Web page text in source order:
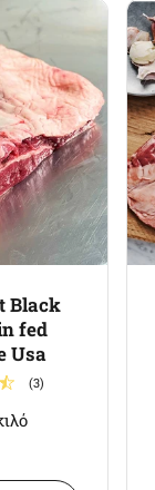
Black
fed
Usa
(3)